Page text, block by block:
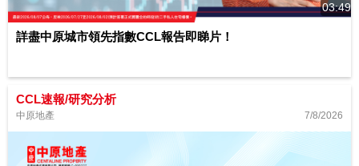
03:49
詳盡中原城市領先指數CCL報告即睇片！
CCL速報/研究分析
中原地產 7/8/2026